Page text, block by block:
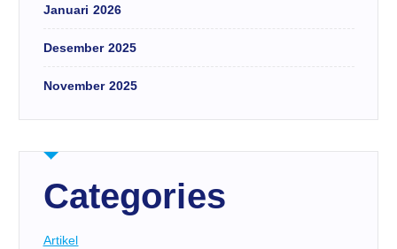
Januari 2026
Desember 2025
November 2025
Categories
Artikel